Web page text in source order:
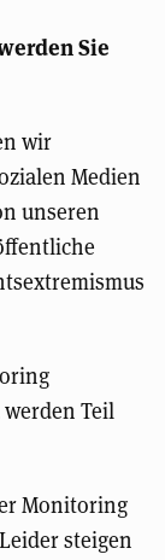
Sie
wir
Medien
unseren
Teil
Monitoring
steigen